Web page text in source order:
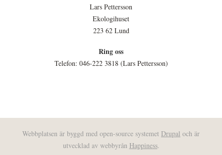
Lars Pettersson
Ekologihuset
223 62 Lund
Ring oss
Telefon: 046-222 3818 (Lars Pettersson)
Webbplatsen är byggd med open-source systemet Drupal och är
utvecklad av webbyrån Happiness.